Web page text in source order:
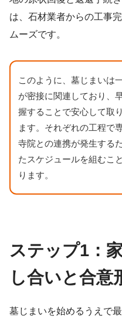
は、石材業者からの工事
ムーズです。
このように、墓じまいは
が密接に関連しており、
握することで安心して取
ます。それぞれの工程で
寺院との連携が発生する
たスケジュールを組むこ
ります。
ステップ1：
し合いと合意
墓じまいを始めるうえで